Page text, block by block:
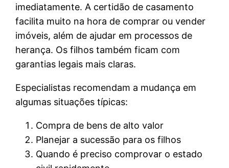
imediatamente. A certidão de casamento
facilita muito na hora de comprar ou vender
imóveis, além de ajudar em processos de
herança. Os filhos também ficam com
garantias legais mais claras.
Especialistas recomendam a mudança em
algumas situações típicas:
Compra de bens de alto valor
Planejar a sucessão para os filhos
Quando é preciso comprovar o estado